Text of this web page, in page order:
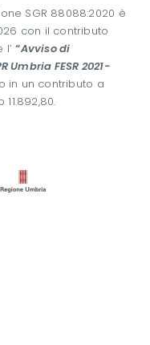
SGR 88088:2020 è
con il contributo
l’“Avviso di
Umbria FESR 2021-
in un contributo a